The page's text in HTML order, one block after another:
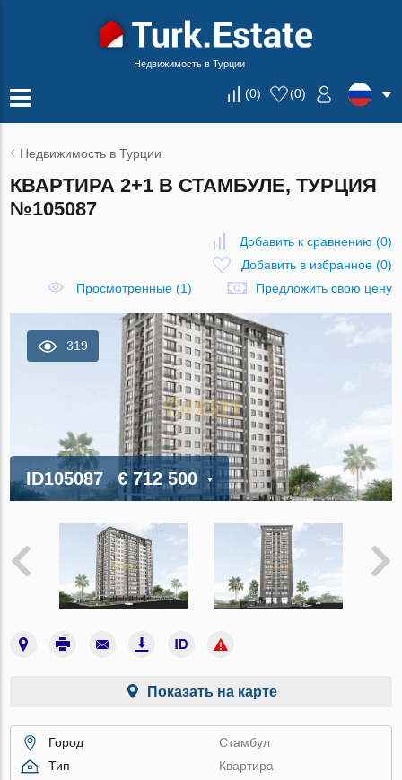
Недвижимость в Турции
(0) (0)
Недвижимость в Турции
КВАРТИРА 2+1 В СТАМБУЛЕ, ТУРЦИЯ
№105087
Добавить к сравнению (0)
Добавить в избранное(0)
Просмотренные (1)
Предложить свою цену
319
ID105087 € 712 500
Показать на карте
Город
Стамбул
Тип
Квартира